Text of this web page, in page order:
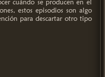
cuándo se producen en el
estos episodios son algo
para descartar otro tipo